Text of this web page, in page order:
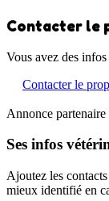
Contacter le
Vous avez des
Contacter le
Annonce partenaire
Ses infos
Ajoutez les
mieux identifié en